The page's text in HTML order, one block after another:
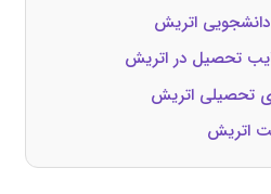
دانشجویی اتریش
تحصیل در اتریش
تحصیلی اتریش
اتریش